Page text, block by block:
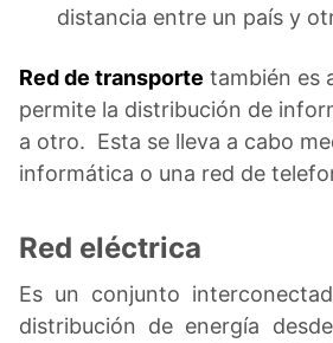
distancia entre un país y
Red de transporte también es
permite la distribución de
a otro. Esta se lleva a cabo
informática o una red de
Red eléctrica
Es un conjunto
distribución de energía